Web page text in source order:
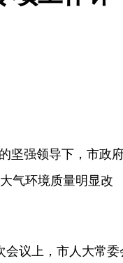
坚强领导下，市政
气环境质量明显改
议上，市人大常委